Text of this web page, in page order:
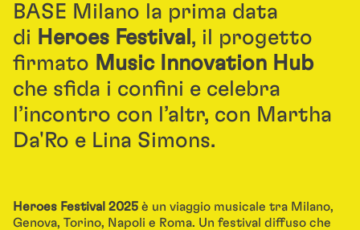
BASE Milano la prima data
di Heroes Festival , il progetto
firmato Music Innovation Hub
che sfida i confini e celebra
l’incontro con l’altr, con Martha
Da'Ro e Lina Simons.
Heroes Festival 2025 è un viaggio musicale tra Milano,
Genova, Torino, Napoli e Roma. Un festival diffuso che